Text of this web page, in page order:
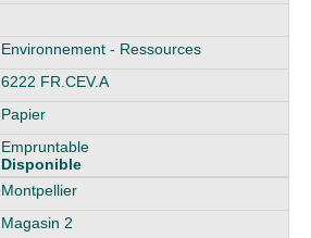
Environnement - Ressources
6222 FR.CEV.A
Papier
Empruntable
Disponible
Montpellier
Magasin 2